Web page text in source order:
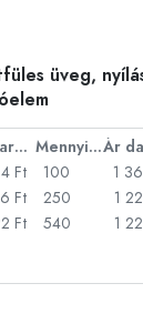
üveg,
Ár darabonként Mennyiség
Ft
Ft
Ft
100
1
250
1
540
1